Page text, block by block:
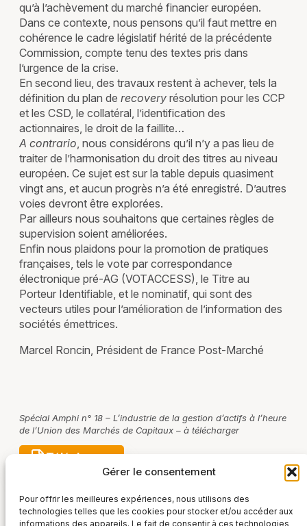
Gérer le consentement
Pour offrir les meilleures expériences, nous utilisons des
technologies telles que les cookies pour stocker et/ou accéder aux
informations des appareils. Le fait de consentir à ces technologies
qu’à l’achèvement du marché financier européen.
Dans ce contexte, nous pensons qu’il faut mettre en
cohérence le cadre législatif hérité de la précédente
Commission, compte tenu des textes pris dans
l’urgence de la crise.
En second lieu, des travaux restent à achever, tels la
définition du plan de recovery résolution pour les CCP
et les CSD, le collatéral, l’identification des
actionnaires, le droit de la faillite…
A contrario, nous considérons qu’il n’y a pas lieu de
traiter de l’harmonisation du droit des titres au niveau
européen. Ce sujet est sur la table depuis quasiment
vingt ans, et aucun progrès n’a été enregistré. D’autres
voies devront être explorées.
Par ailleurs nous souhaitons que certaines règles de
supervision soient améliorées.
Enfin nous plaidons pour la promotion de pratiques
françaises, tels le vote par correspondance
électronique pré-AG (VOTACCESS), le Titre au
Porteur Identifiable, et le nominatif, qui sont des
vecteurs utiles pour l’amélioration de l’information des
sociétés émettrices.
Marcel Roncin, Président de France Post-Marché
Spécial Amphi n° 18 – L’industrie de la gestion d’actifs à l’heure
de l’Union des Marchés de Capitaux – à télécharger
Télécharger